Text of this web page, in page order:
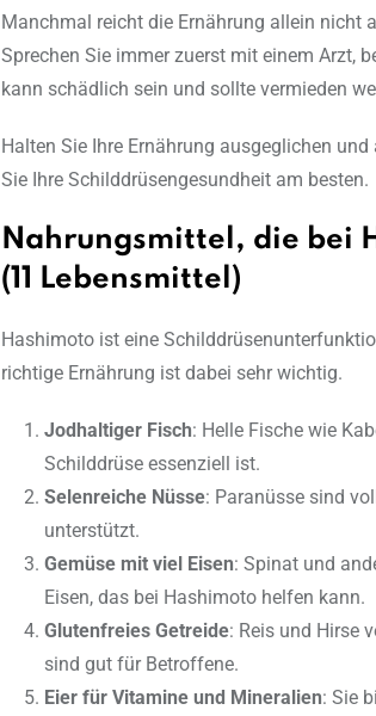
Manchmal reicht die Ernährung allein nicht
Sprechen Sie immer zuerst mit einem Arzt,
kann schädlich sein und sollte vermieden
Halten Sie Ihre Ernährung ausgeglichen
Sie Ihre Schilddrüsengesundheit am besten.
Nahrungsmittel, die bei
(11 Lebensmittel)
Hashimoto ist eine
richtige Ernährung ist dabei sehr wichtig.
Jodhaltiger Fisch: Helle Fische wie
Schilddrüse essenziell ist.
Selenreiche Nüsse: Paranüsse sind
unterstützt.
Gemüse mit viel Eisen: Spinat und
Eisen, das bei Hashimoto helfen kann.
Glutenfreies Getreide: Reis und Hirse
sind gut für Betroffene.
Eier für Vitamine und Mineralien: Sie